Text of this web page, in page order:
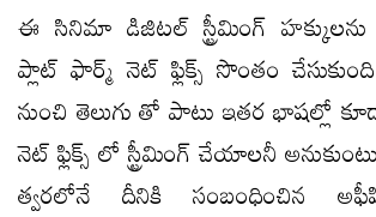
ఈ సినిమా డిజిటల్ స్ట్రీమింగ్
ప్లాట్ ఫార్మ్ నెట్ ఫ్లిక్స్ సొంతం
నుంచి తెలుగు తో పాటు ఇతర భాషల్లో
నెట్ ఫ్లిక్స్ లో స్ట్రీమింగ్ చేయాలనీ
త్వరలోనే దీనికి సంబంధించిన